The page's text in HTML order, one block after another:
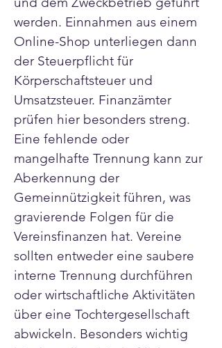
werden. Einnahmen aus einem
Online-Shop unterliegen dann
der Steuerpflicht für
Körperschaftsteuer und
Umsatzsteuer. Finanzämter
prüfen hier besonders streng.
Eine fehlende oder
mangelhafte Trennung kann zur
Aberkennung der
Gemeinnützigkeit führen, was
gravierende Folgen für die
Vereinsfinanzen hat. Vereine
sollten entweder eine saubere
interne Trennung durchführen
oder wirtschaftliche Aktivitäten
über eine Tochtergesellschaft
abwickeln. Besonders wichtig